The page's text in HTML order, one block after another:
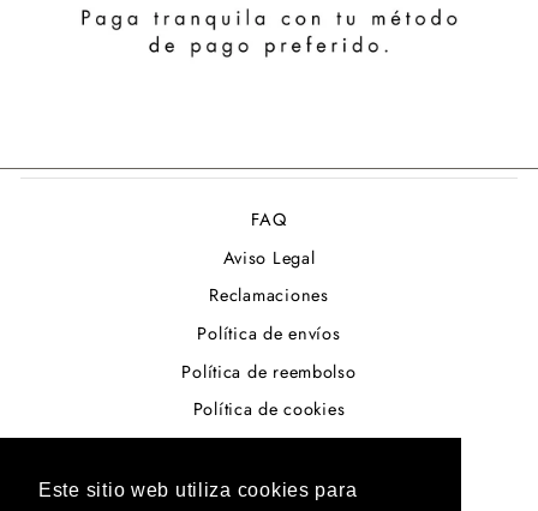
Este sitio web utiliza cookies para
FAQ
Aviso Legal
Reclamaciones
Política de envíos
Política de reembolso
Política de cookies
Política de privacidad